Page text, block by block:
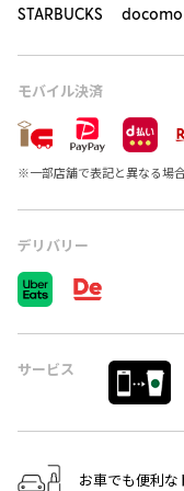
STARBUCKS
モバイル決済
※一部店舗で表記と異なる場
デリバリー
サービス
お車でも便利な